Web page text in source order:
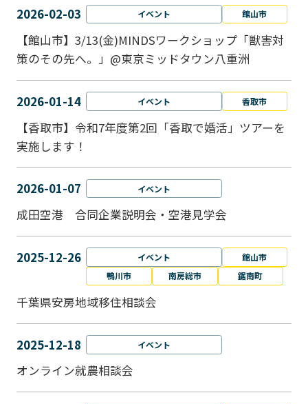
2026-02-03 イベント 館山市
【館山市】3/13(金)MINDSワークショップ「獣害対
策のその先へ。」@東京ミッドタウン八重洲
2026-01-14 イベント 香取市
【香取市】令和7年度第2回「香取で婚活」ツアーを
実施します！
2026-01-07 イベント
成田空港 合同企業説明会・空港見学会
2025-12-26 イベント
館山市
鴨川市
南房総市 鋸南町
千葉県安房地域移住相談会
2025-12-18 イベント
オンライン就農相談会